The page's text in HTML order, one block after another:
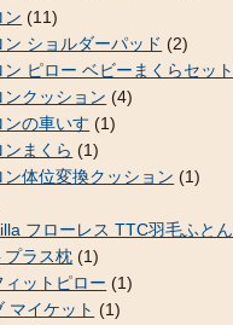
ン (11)
ン ショルダーパッド (2)
ン ピロー ベビーまくらセット
ンクッション (4)
ンの車いす (1)
まくら (1)
ン体位変換クッション (1)
フローレス TTC羽毛ふとん
プラス枕 (1)
ィットピロー (1)
マイケット (1)